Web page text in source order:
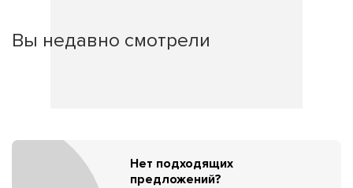
Вы недавно смотрели
Нет подходящих
предложений?